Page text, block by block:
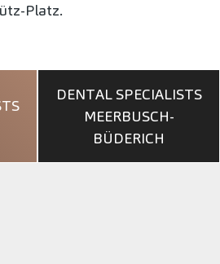
Platz.
DENTAL SPECIALISTS
MEERBUSCH-
BÜDERICH